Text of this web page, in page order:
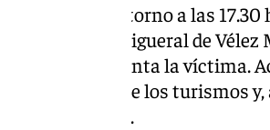
este lunes, en torno a las
Polígono El Higueral de Vélez
taller que regenta la víctima.
de uno de los turismos
de la nave.